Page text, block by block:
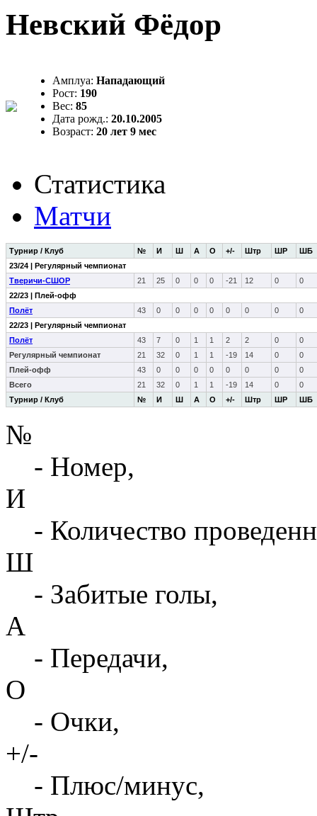
Невский Фёдор
Амплуа: Нападающий
Рост: 190
Вес: 85
Дата рожд.: 20.10.2005
Возраст: 20 лет 9 мес
Статистика
Матчи
Турнир / Клуб № И Ш А О +/- Штр ШР ШБ
Турнир / Клуб № И Ш А О +/- Штр ШР ШБ
23/24 | Регулярный чемпионат
Тверичи-СШОР
21 25 0 0 0 -21 12 0
0
22/23 | Плей-офф
Полёт
43 0 0 0 0 0 0 0
0
22/23 | Регулярный чемпионат
Полёт
43 7 0 1 1 2 2 0
0
Регулярный чемпионат
21 32 0 1 1 -19 14 0
0
Плей-офф
43 0 0 0 0 0 0 0
0
Всего
21 32 0 1 1 -19 14 0 0
№
- Номер,
И
- Количество
Ш
- Забитые голы,
А
- Передачи,
О
- Очки,
+/-
- Плюс/минус,